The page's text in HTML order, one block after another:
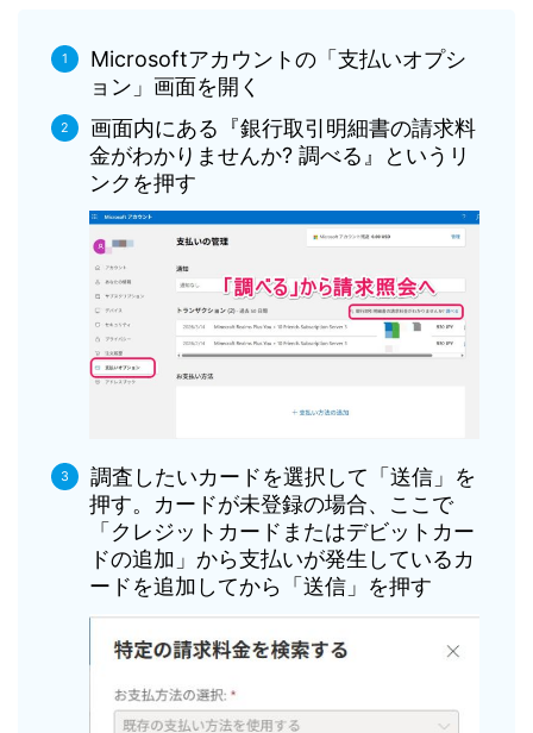
Microsoftアカウントの「支払いオプシ
ョン」画面を開く
画面内にある『銀行取引明細書の請求料
金がわかりませんか? 調べる』というリ
ンクを押す
調査したいカードを選択して「送信」を
押す。カードが未登録の場合、ここで
「クレジットカードまたはデビットカー
ドの追加」から支払いが発生しているカ
ードを追加してから「送信」を押す